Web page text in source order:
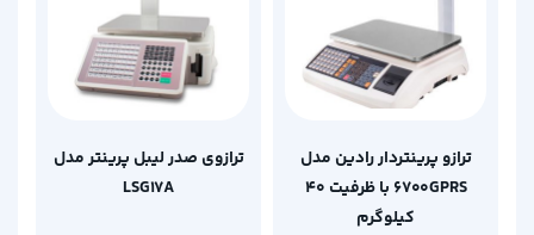
ترازو پرینتردار رادین مدل
۶۷۰۰GPRS با ظرفیت ۴۰
کیلوگرم
ترازوی صدر لیبل پرینتر مدل
LSG17A